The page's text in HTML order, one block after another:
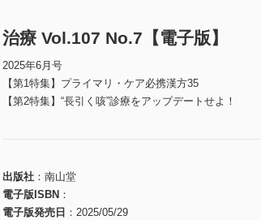
治療 Vol.107 No.7【電子版】
2025年6月号
【第1特集】プライマリ・ケア必携漢方35
【第2特集】“長引く咳”診療をアップデートせよ！
出版社
南山堂
電子版ISBN
電子版発売日
2025/05/29